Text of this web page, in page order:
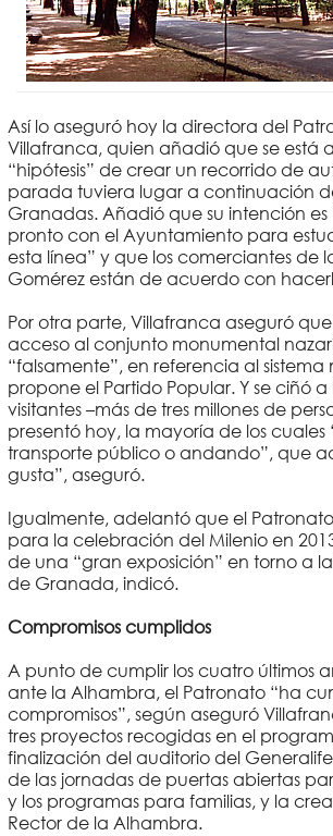
Así lo aseguró hoy la directora del
Villafranca, quien añadió que se está
“hipótesis” de crear un recorrido de
parada tuviera lugar a continuación
Granadas. Añadió que su intención es
pronto con el Ayuntamiento para
esta línea” y que los comerciantes de
Gomérez están de acuerdo con
Por otra parte, Villafranca aseguró
acceso al conjunto monumental
“falsamente”, en referencia al
propone el Partido Popular. Y se ciñó a
visitantes –más de tres millones de
presentó hoy, la mayoría de los cuales
transporte público o andando”, que
gusta”, aseguró.
Igualmente, adelantó que el
para la celebración del Milenio en
de una “gran exposición” en torno a
de Granada, indicó.
Compromisos cumplidos
A punto de cumplir los cuatro últimos
ante la Alhambra, el Patronato “ha
compromisos”, según aseguró
tres proyectos recogidas en el
finalización del auditorio del
de las jornadas de puertas abiertas
y los programas para familias, y la
Rector de la Alhambra.